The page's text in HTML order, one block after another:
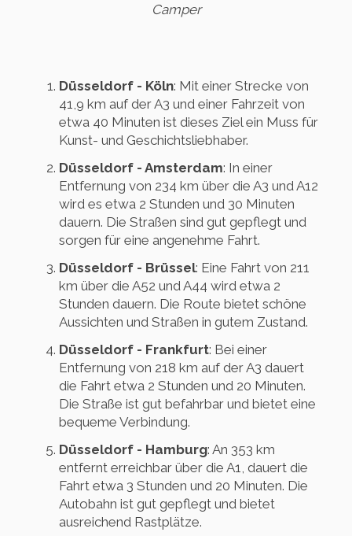
Camper
Düsseldorf - Köln: Mit einer Strecke von
41,9 km auf der A3 und einer Fahrzeit von
etwa 40 Minuten ist dieses Ziel ein Muss für
Kunst- und Geschichtsliebhaber.
Düsseldorf - Amsterdam: In einer
Entfernung von 234 km über die A3 und A12
wird es etwa 2 Stunden und 30 Minuten
dauern. Die Straßen sind gut gepflegt und
sorgen für eine angenehme Fahrt.
Düsseldorf - Brüssel: Eine Fahrt von 211
km über die A52 und A44 wird etwa 2
Stunden dauern. Die Route bietet schöne
Aussichten und Straßen in gutem Zustand.
Düsseldorf - Frankfurt: Bei einer
Entfernung von 218 km auf der A3 dauert
die Fahrt etwa 2 Stunden und 20 Minuten.
Die Straße ist gut befahrbar und bietet eine
bequeme Verbindung.
Düsseldorf - Hamburg: An 353 km
entfernt erreichbar über die A1, dauert die
Fahrt etwa 3 Stunden und 20 Minuten. Die
Autobahn ist gut gepflegt und bietet
ausreichend Rastplätze.